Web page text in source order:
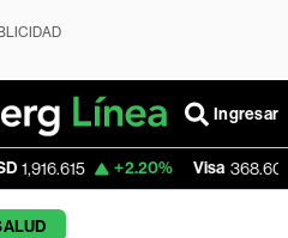
Ingresar
+2.20% Visa 368.60 -0.27%